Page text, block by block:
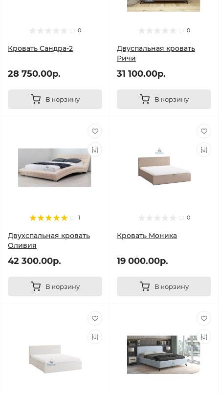
0
Кровать Сандра-2
28 750.00р.
В корзину
0
Двуспальная кровать
Ричи
31 100.00р.
В корзину
1
Двухспальная кровать
Оливия
42 300.00р.
В корзину
0
Кровать Моника
19 000.00р.
В корзину